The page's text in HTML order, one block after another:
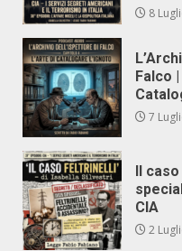
8
Falco
7
Il
CIA
2